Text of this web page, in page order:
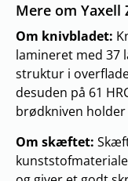
Mere om Yaxell
Om knivbladet:
lamineret med 37
struktur i
desuden på 61
brødkniven
Om skæftet: